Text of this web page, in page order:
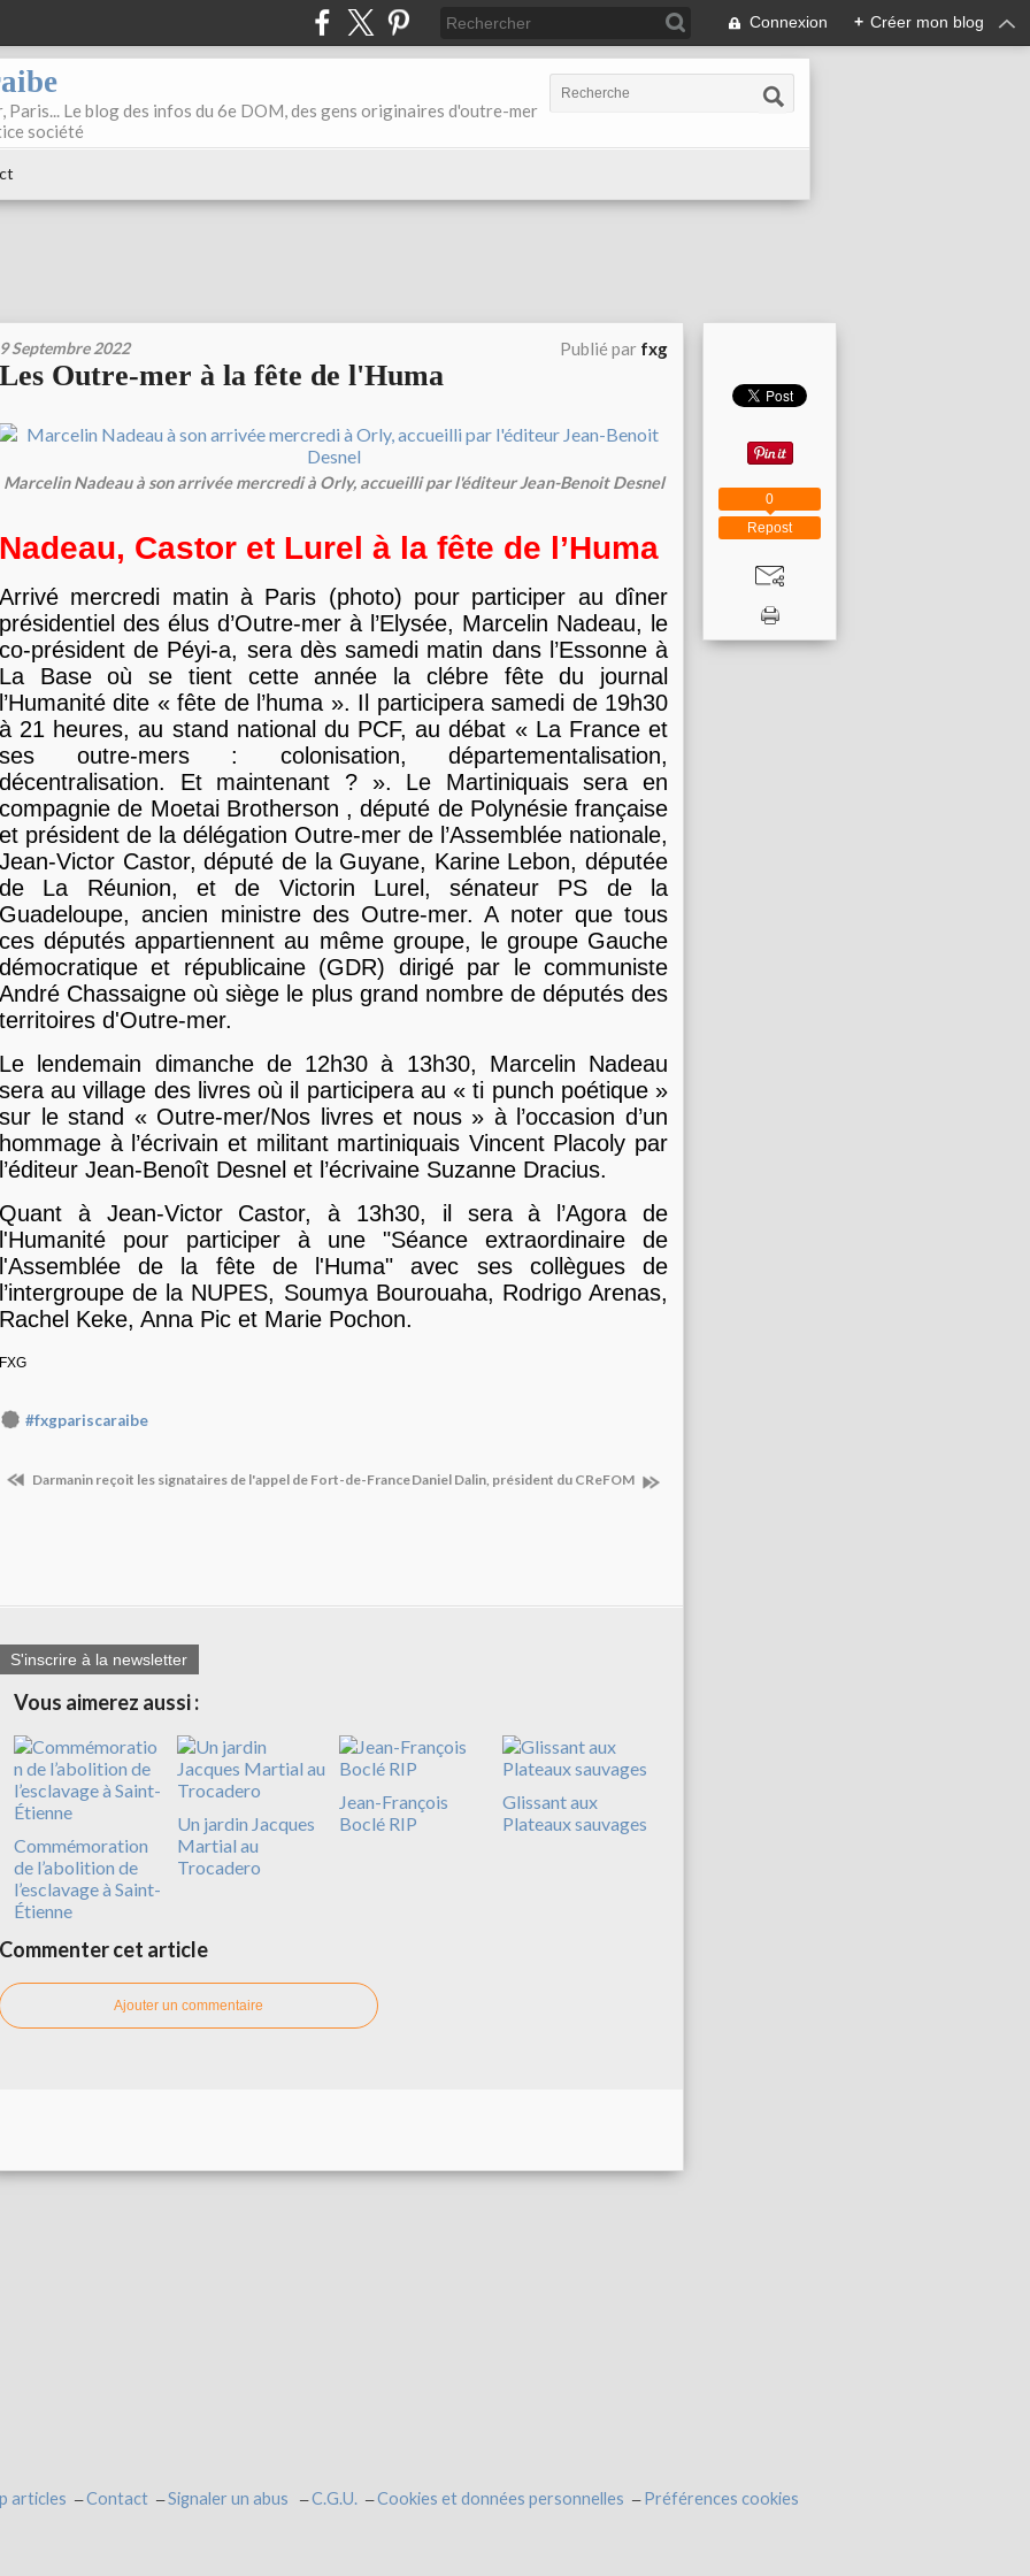
Connexion + Créer mon blog
Paris... Le blog des infos du 6e DOM, des gens originaires d'outre-mer
société
9 Septembre 2022 Publié par fxg
Les Outre-mer à la fête de l'Huma
Marcelin Nadeau à son arrivée mercredi à Orly, accueilli par l'éditeur Jean-Benoit Desnel
Nadeau, Castor et Lurel à la fête de l’Huma
Arrivé mercredi matin à Paris (photo) pour participer au dîner
présidentiel des élus d’Outre-mer à l’Elysée, Marcelin Nadeau, le
co-président de Péyi-a, sera dès samedi matin dans l’Essonne à
La Base où se tient cette année la clébre fête du journal
l’Humanité dite « fête de l’huma ». Il participera samedi de 19h30
à 21 heures, au stand national du PCF, au débat « La France et
ses outre-mers : colonisation, départementalisation,
décentralisation. Et maintenant ? ». Le Martiniquais sera en
compagnie de Moetai Brotherson , député de Polynésie française
et président de la délégation Outre-mer de l’Assemblée nationale,
Jean-Victor Castor, député de la Guyane, Karine Lebon, députée
de La Réunion, et de Victorin Lurel, sénateur PS de la
Guadeloupe, ancien ministre des Outre-mer. A noter que tous
ces députés appartiennent au même groupe, le groupe Gauche
démocratique et républicaine (GDR) dirigé par le communiste
André Chassaigne où siège le plus grand nombre de députés des
territoires d'Outre-mer.
Le lendemain dimanche de 12h30 à 13h30, Marcelin Nadeau
sera au village des livres où il participera au « ti punch poétique »
sur le stand « Outre-mer/Nos livres et nous » à l’occasion d’un
hommage à l’écrivain et militant martiniquais Vincent Placoly par
l’éditeur Jean-Benoît Desnel et l’écrivaine Suzanne Dracius.
Quant à Jean-Victor Castor, à 13h30, il sera à l’Agora de
l'Humanité pour participer à une "Séance extraordinaire de
l'Assemblée de la fête de l'Huma" avec ses collègues de
l’intergroupe de la NUPES, Soumya Bourouaha, Rodrigo Arenas,
Rachel Keke, Anna Pic et Marie Pochon.
FXG
#fxgpariscaraibe
Darmanin reçoit les signataires de l'appel de Fort-de-FranceDaniel Dalin, président du CReFOM
S'inscrire à la newsletter
Vous aimerez aussi :
Commémoration
de l’abolition de
l’esclavage à Saint-
Étienne
Un jardin Jacques
Martial au
Trocadero
Jean-François
Boclé RIP
Glissant aux
Plateaux sauvages
Commenter cet article
Ajouter un commentaire
Repost
0
articles Contact Signaler un abus C.G.U. Cookies et données personnelles Préférences cookies